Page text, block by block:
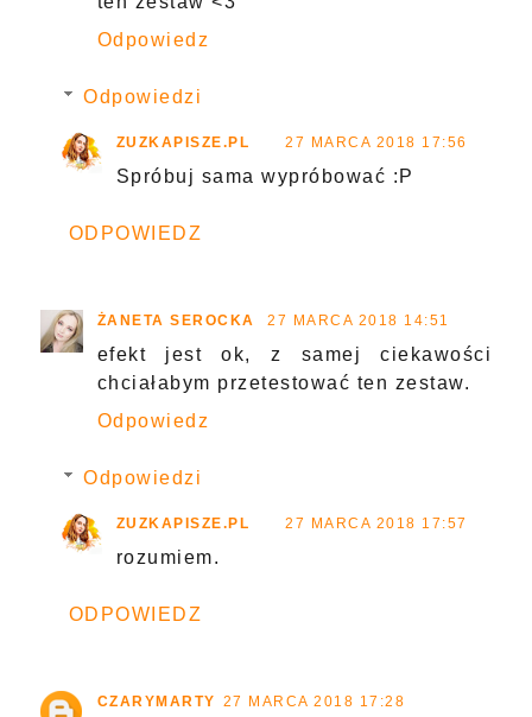
Odpowiedz
Odpowiedzi
ZUZKAPISZE.PL 27 MARCA 2018 17:56
Spróbuj sama wypróbować :P
ODPOWIEDZ
ŻANETA SEROCKA 27 MARCA 2018 14:51
efekt jest ok, z samej ciekawości
chciałabym przetestować ten zestaw.
Odpowiedz
Odpowiedzi
ZUZKAPISZE.PL 27 MARCA 2018 17:57
rozumiem.
ODPOWIEDZ
CZARYMARTY 27 MARCA 2018 17:28